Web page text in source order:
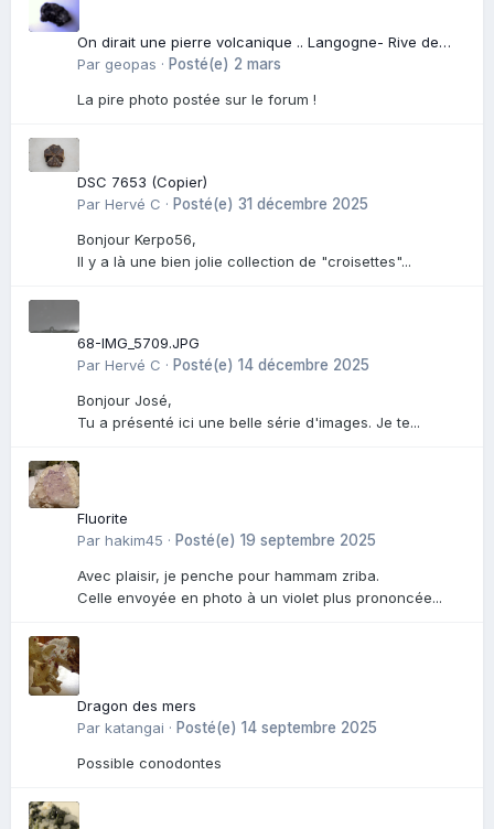
On dirait une pierre volcanique .. Langogne- Rive de
l\'Alli
Par geopas · Posté(e) 2 mars
La pire photo postée sur le forum !
DSC 7653 (Copier)
Par Hervé C · Posté(e) 31 décembre 2025
Bonjour Kerpo56,
Il y a là une bien jolie collection de "croisettes"...
68-IMG_5709.JPG
Par Hervé C · Posté(e) 14 décembre 2025
Bonjour José,
Tu a présenté ici une belle série d'images. Je te...
Fluorite
Par hakim45 · Posté(e) 19 septembre 2025
Avec plaisir, je penche pour hammam zriba.
Celle envoyée en photo à un violet plus prononcée...
Dragon des mers
Par katangai · Posté(e) 14 septembre 2025
Possible conodontes